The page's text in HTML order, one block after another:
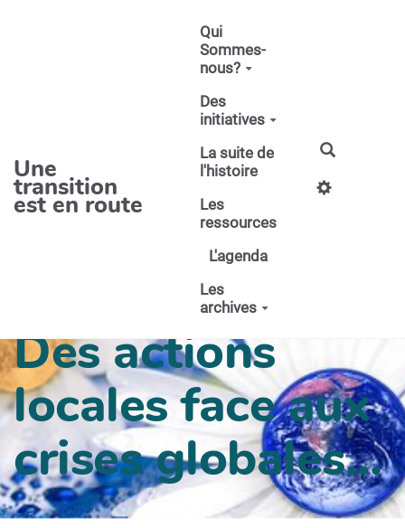
Une
transition
est en route
Qui
Sommes-
nous?
Des
initiatives
La suite de
l'histoire
Les
ressources
L'agenda
Les
archives
Des actions
locales face aux
crises globales...